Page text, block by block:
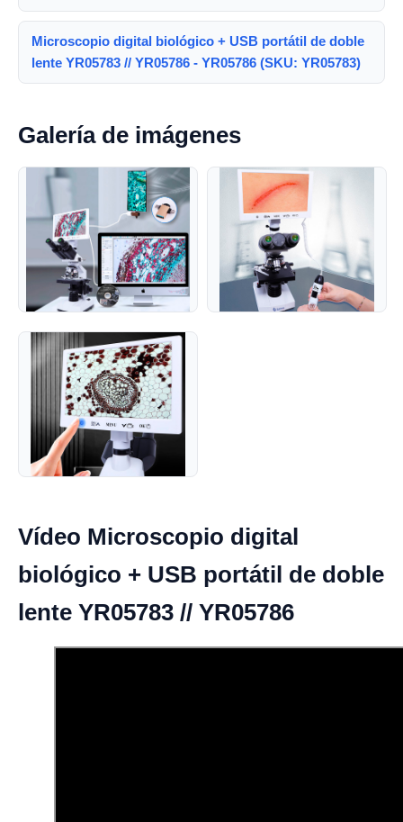
Microscopio digital biológico + USB portátil de doble
lente YR05783 // YR05786 - YR05786 (SKU: YR05783)
Galería de imágenes
Vídeo Microscopio digital
biológico + USB portátil de doble
lente YR05783 // YR05786